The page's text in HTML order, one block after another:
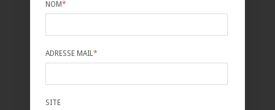
NOM*
ADRESSE MAIL *
SITE